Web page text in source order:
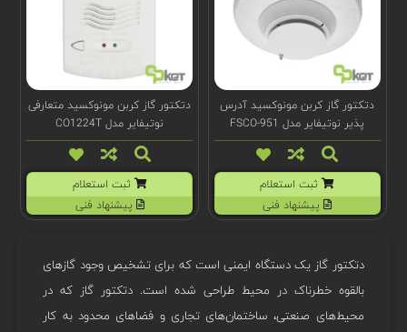
دتکتور گاز کربن مونوکسید آدرس
پذیر نوتیفایر مدل FSCO-951
ثبت استعلام
پیشنهاد فنی
دتکتور گاز کربن مونوکسید متعارفی
نوتیفایر مدل CO1224T
ثبت استعلام
پیشنهاد فنی
دتکتور گاز یک دستگاه ایمنی است که برای تشخیص وجود گازهای
بالقوه خطرناک در محیط طراحی شده است. دتکتور گاز که در
محیط‌های صنعتی، ساختمان‌های تجاری و فضاهای محدود به کار